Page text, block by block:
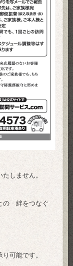
しません。
の 絆をつなぐ
可能です。